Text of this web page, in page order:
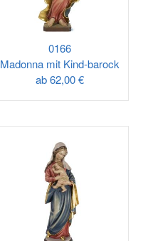
0166
Madonna mit Kind-barock
ab62,00 €